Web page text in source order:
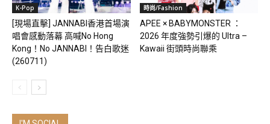
K-Pop
[現場直擊] JANNABI香港首場演
唱會感動落幕 高喊No Hong
Kong！No JANNABI！告白歌迷
(260711)
時尚/Fashion
APEE × BABYMONSTER ：
2026 年度強勢引爆的 Ultra –
Kawaii 街頭時尚聯乘